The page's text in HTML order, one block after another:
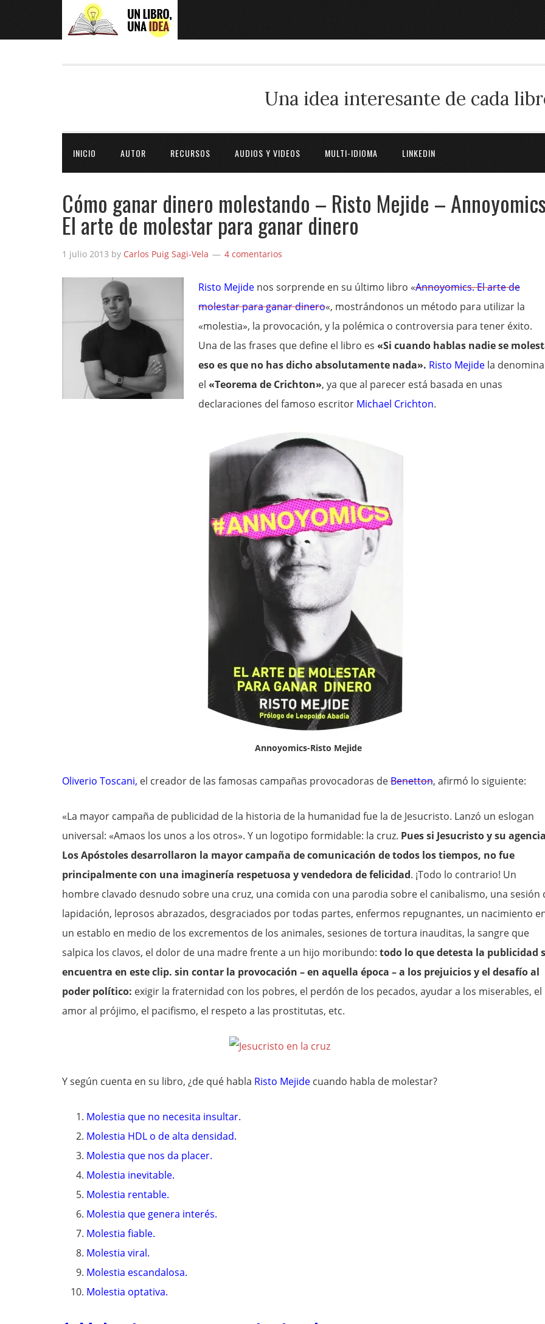
Una idea interesante de cada
INICIO AUTOR RECURSOS AUDIOS Y VIDEOS MULTI-IDIOMA LINKEDIN
Cómo ganar dinero molestando – Risto Mejide –
El arte de molestar para ganar dinero
1 julio 2013 by Carlos Puig Sagi-Vela 4 comentarios
Risto Mejide nos sorprende en su último libro «Annoyomics. El arte de
molestar para ganar dinero«, mostrándonos un método para utilizar la
«molestia», la provocación, y la polémica o controversia para tener éxito.
Una de las frases que define el libro es «Si cuando hablas nadie se
eso es que no has dicho absolutamente nada». Risto Mejide la denomina
el «Teorema de Crichton», ya que al parecer está basada en unas
declaraciones del famoso escritor Michael Crichton.
Annoyomics-Risto Mejide
Oliverio Toscani, el creador de las famosas campañas provocadoras deBenetton, afirmó lo siguiente:
«La mayor campaña de publicidad de la historia de la humanidad fue la de Jesucristo. Lanzó un eslogan
universal: «Amaos los unos a los otros». Y un logotipo formidable: la cruz. Pues si Jesucristo y su
Los Apóstoles desarrollaron la mayor campaña de comunicación de todos los tiempos, no fue
principalmente con una imaginería respetuosa y vendedora de felicidad. ¡Todo lo contrario! Un
hombre clavado desnudo sobre una cruz, una comida con una parodia sobre el canibalismo, una sesión
lapidación, leprosos abrazados, desgraciados por todas partes, enfermos repugnantes, un nacimiento
un establo en medio de los excrementos de los animales, sesiones de tortura inauditas, la sangre que
salpica los clavos, el dolor de una madre frente a un hijo moribundo: todo lo que detesta la publicidad
encuentra en este clip. sin contar la provocación – en aquella época – a los prejuicios y el desafío al
poder político: exigir la fraternidad con los pobres, el perdón de los pecados, ayudar a los miserables, el
amor al prójimo, el pacifismo, el respeto a las prostitutas, etc.
Y según cuenta en su libro, ¿de qué habla Risto Mejide cuando habla de molestar?
Molestia que no necesita insultar.
Molestia HDL o de alta densidad.
Molestia que nos da placer.
Molestia inevitable.
Molestia rentable.
Molestia que genera interés.
Molestia fiable.
Molestia viral.
Molestia escandalosa.
Molestia optativa.